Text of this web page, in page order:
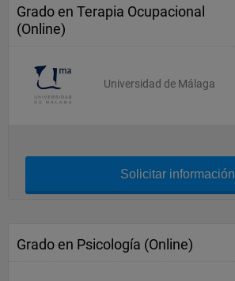
Grado en Terapia Ocupacional
(Online)
Universidad de Málaga
Solicitar información
Grado en Psicología (Online)